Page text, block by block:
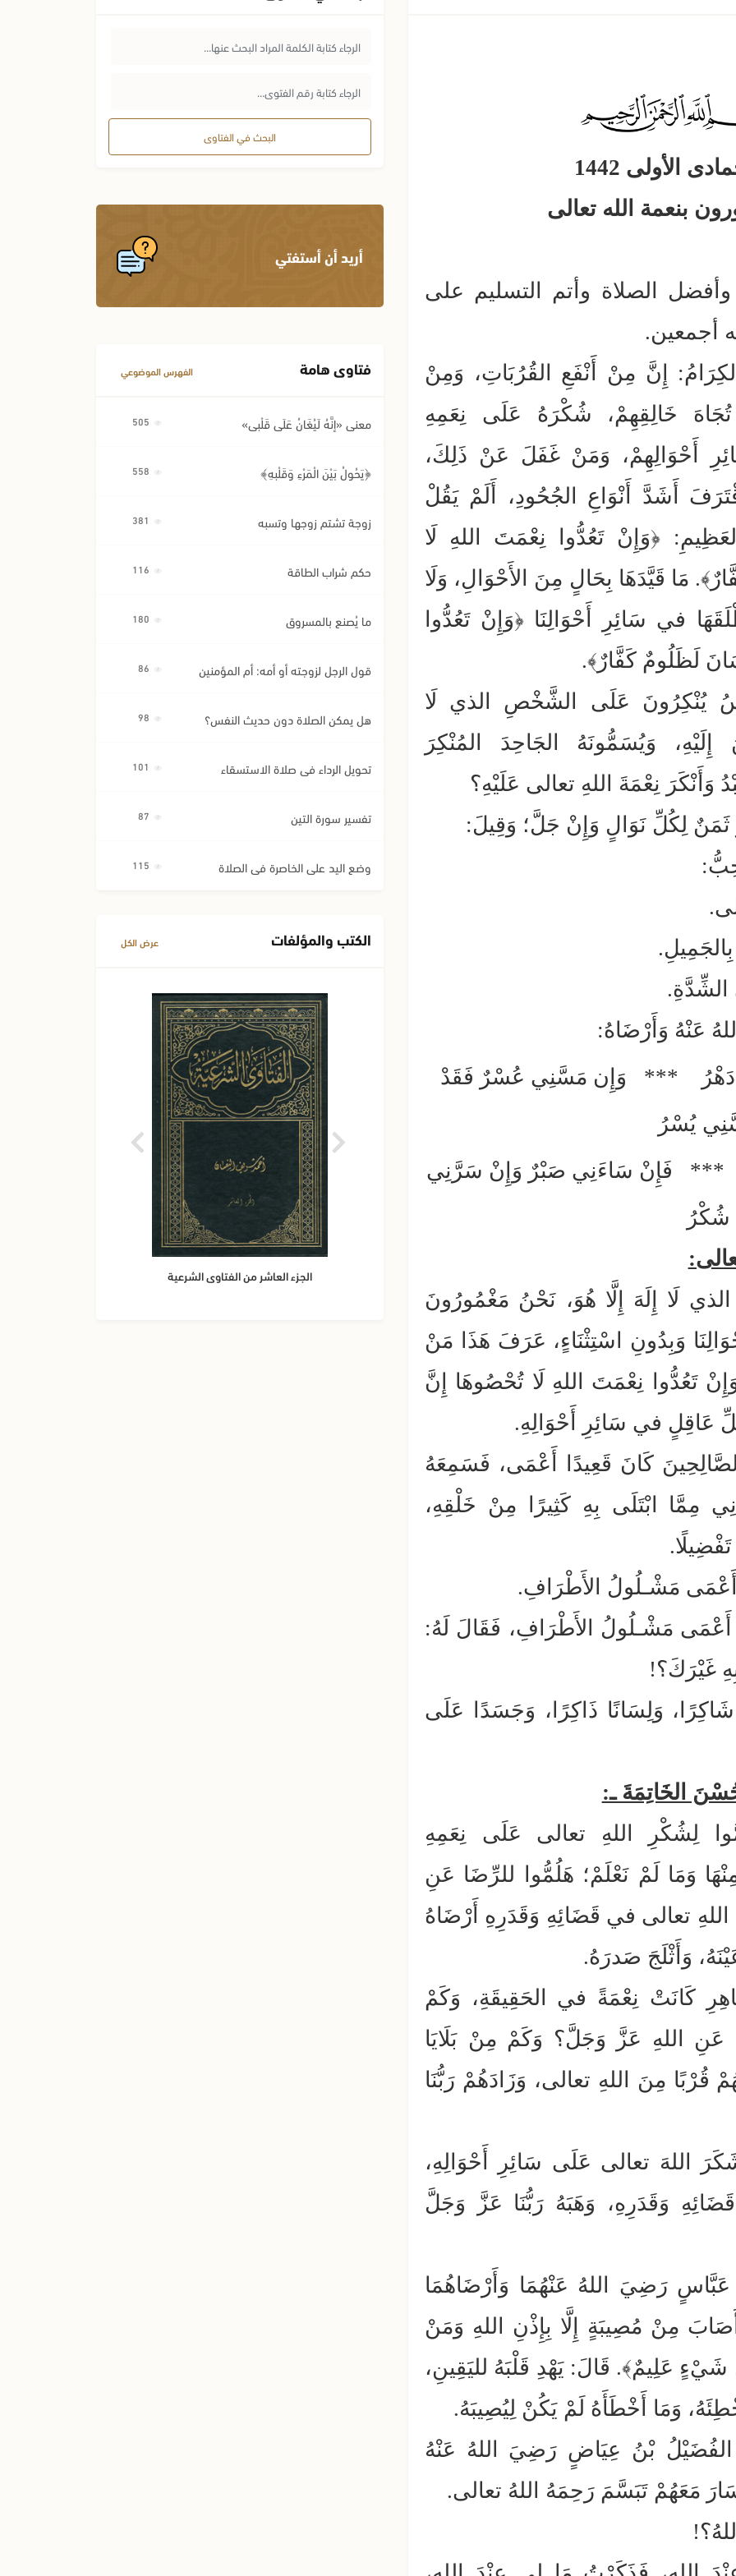
الأولى 1442
وأفضل الصلاة وأتم التسليم على
أجمعين.
الكِرَامُ: إِنَّ مِنْ أَنْفَعِ القُرُبَاتِ، وَمِنْ
تُجَاهَ خَالِقِهِمْ، شُكْرَهُ عَلَى نِعَمِهِ
أَحْوَالِهِمْ، وَمَنْ غَفَلَ عَنْ ذَلِكَ،
أَشَدَّ أَنْوَاعِ الجُحُودِ، أَلَمْ يَقُلْ
﴿وَإِنْ تَعُدُّوا نِعْمَتَ اللهِ لَا
مَا قَيَّدَهَا بِحَالٍ مِنَ الأَحْوَالِ، وَلَا
في سَائِرِ أَحْوَالِنَا ﴿وَإِنْ تَعُدُّوا
لَظَلُومٌ كَفَّارٌ﴾.
يُنْكِرُونَ عَلَى الشَّخْصِ الذي لَا
وَيُسَمُّونَهُ الجَاحِدَ المُنْكِرَ
نِعْمَةَ اللهِ تعالى عَلَيْهِ؟
ثَمَنٌ لِكُلِّ نَوَالٍ وَإِنْ جَلَّ؛ وَقِيلَ:
بِالجَمِيلِ.
الشِّدَّةِ.
عَنْهُ وَأَرْضَاهُ:
دَهْرُ *** وَإِن مَسَّنِي عُسْرٌ فَقَدْ
يُسْرُ
*** فَإِنْ سَاءَنِي صَبْرٌ وَإِنْ سَرَّنِي
شُكْرُ
الذي لَا إِلَهَ إِلَّا هُوَ، نَحْنُ مَغْمُورُونَ
وَبِدُونِ اسْتِثْنَاءٍ، عَرَفَ هَذَا مَنْ
تَعُدُّوا نِعْمَتَ اللهِ لَا تُحْصُوهَا إِنَّ
عَاقِلٍ في سَائِرِ أَحْوَالِهِ.
كَانَ قَعِيدًا أَعْمَى، فَسَمِعَهُ
مِمَّا ابْتَلَى بِهِ كَثِيرًا مِنْ خَلْقِهِ،
مَشْـلُولُ الأَطْرَافِ.
مَشْـلُولُ الأَطْرَافِ، فَقَالَ لَهُ:
غَيْرَكَ؟!
شَاكِرًا، وَلِسَانًا ذَاكِرًا، وَجَسَدًا عَلَى
الخَاتِمَةَ ـ:
لِشُكْرِ اللهِ تعالى عَلَى نِعَمِهِ
مِنْهَا وَمَا لَمْ نَعْلَمْ؛ هَلُمُّوا للرِّضَا عَنِ
تعالى في قَضَائِهِ وَقَدَرِهِ أَرْضَاهُ
وَأَثْلَجَ صَدرَهُ.
كَانَتْ نِعْمَةً في الحَقِيقَةِ، وَكَمْ
عَنِ اللهِ عَزَّ وَجَلَّ؟ وَكَمْ مِنْ بَلَايَا
مِنَ اللهِ تعالى، وَزَادَهُمْ رَبُّنَا
اللهَ تعالى عَلَى سَائِرِ أَحْوَالِهِ،
وَقَدَرِهِ، وَهَبَهُ رَبُّنَا عَزَّ وَجَلَّ
عَبَّاسٍ رَضِيَ اللهُ عَنْهُمَا وَأَرْضَاهُمَا
مِنْ مُصِيبَةٍ إِلَّا بِإِذْنِ اللهِ وَمَنْ
شَيْءٍ عَلِيمٌ﴾. قَالَ: يَهْدِ قَلْبَهُ لليَقِينِ،
وَمَا أَخْطَأَهُ لَمْ يَكُنْ لِيُصِيبَهُ.
الفُضَيْلُ بْنُ عِيَاضٍ رَضِيَ اللهُ عَنْهُ
مَعَهُمْ تَبَسَّمَ رَحِمَهُ اللهُ تعالى.
البحث في الفتاوى
أريد أن أستفتي
فتاوى هامة الفهرس الموضوعي
معنى «إِنَّهُ لَيُغَانُ عَلَى قَلْبِي»
﴿يَحُولُ بَيْنَ الْمَرْءِ وَقَلْبِهِ﴾
زوجة تشتم زوجها وتسبه
حكم شراب الطاقة
ما يُصنع بالمسروق
قول الرجل لزوجته أو أمه: أم المؤمنين
هل يمكن الصلاة دون حديث النفس؟
تحويل الرداء في صلاة الاستسقاء
تفسير سورة التين
وضع اليد على الخاصرة في الصلاة
الكتب والمؤلفات عرض الكل
الجزء العاشر من الفتاوى الشرعية